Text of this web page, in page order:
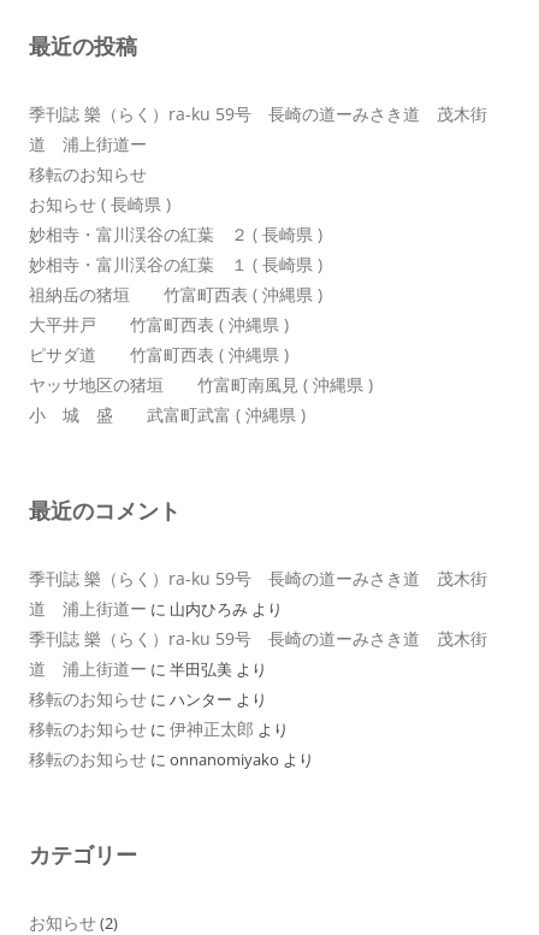
ン
最近の投稿
季刊誌 樂（らく）ra-ku 59号 長崎の道ーみさき道 茂木街
道 浦上街道ー
移転のお知らせ
お知らせ ( 長崎県 )
妙相寺・富川渓谷の紅葉 ２ ( 長崎県 )
妙相寺・富川渓谷の紅葉 １ ( 長崎県 )
祖納岳の猪垣 竹富町西表 ( 沖縄県 )
大平井戸 竹富町西表 ( 沖縄県 )
ピサダ道 竹富町西表 ( 沖縄県 )
ヤッサ地区の猪垣 竹富町南風見 ( 沖縄県 )
小 城 盛 武富町武富 ( 沖縄県 )
最近のコメント
季刊誌 樂（らく）ra-ku 59号 長崎の道ーみさき道 茂木街
道 浦上街道ー に 山内ひろみ より
季刊誌 樂（らく）ra-ku 59号 長崎の道ーみさき道 茂木街
道 浦上街道ー に 半田弘美 より
移転のお知らせ に ハンター より
移転のお知らせ に 伊神正太郎 より
移転のお知らせ に onnanomiyako より
カテゴリー
お知らせ(2)